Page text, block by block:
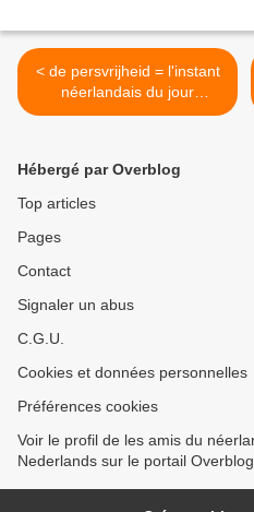
< de persvrijheid = l'instant
néerlandais du jour
(2022_05_12)
Hébergé par Overblog
Top articles
Pages
Contact
Signaler un abus
C.G.U.
Cookies et données personnelles
Préférences cookies
Voir le profil de les amis du
Nederlands sur le portail Overblog